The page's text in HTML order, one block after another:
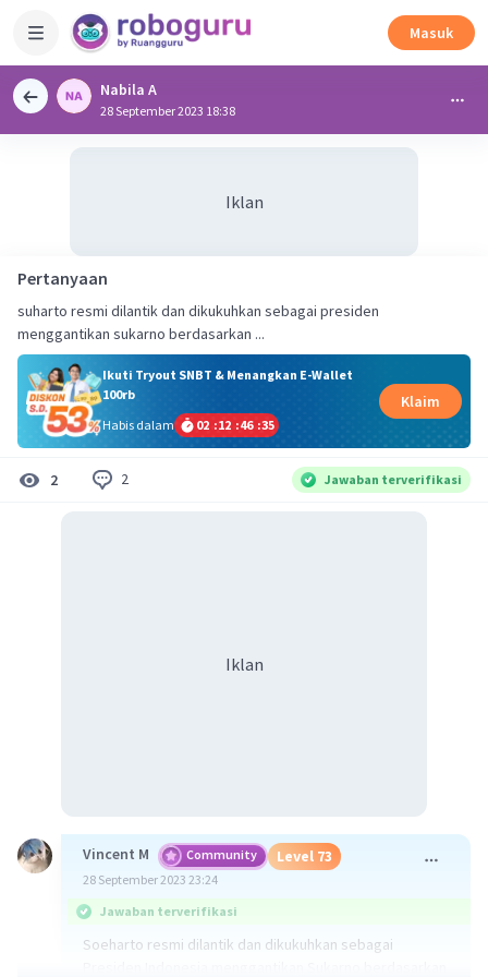
Masuk
Nabila A
28 September 2023 18:38
Iklan
Pertanyaan
suharto resmi dilantik dan dikukuhkan sebagai presiden
menggantikan sukarno berdasarkan ...
Ikuti Tryout SNBT & Menangkan E-Wallet
100rb
Habis dalam
02 :12 :46 :34
Klaim
2 2 Jawaban terverifikasi
Iklan
Vincent M Community Level 73
28 September 2023 23:24
Jawaban terverifikasi
Soeharto resmi dilantik dan dikukuhkan sebagai